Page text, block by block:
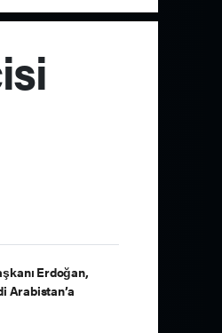
Erdoğan,
Arabistan’a